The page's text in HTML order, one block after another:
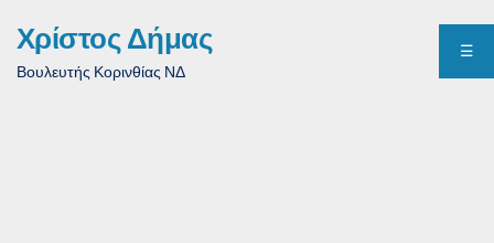
Χρίστος Δήμας
Βουλευτής Κορινθίας ΝΔ
☰